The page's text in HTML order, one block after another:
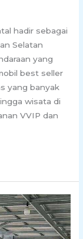
hadir sebagai
Selatan
yang
best seller
yang banyak
wisata di
VVIP dan